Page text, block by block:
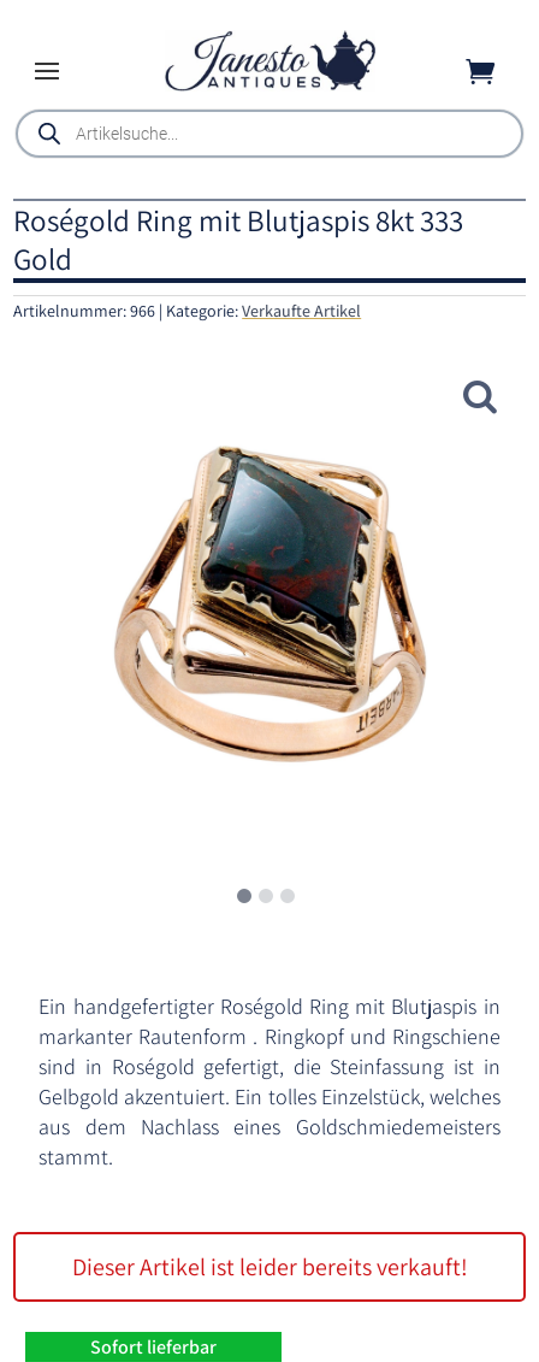

Products
search
Roségold Ring mit Blutjaspis 8kt 333
Gold
Artikelnummer:966 Kategorie:Verkaufte Artikel
Ein handgefertigter Roségold Ring mit Blutjaspis in
markanter Rautenform . Ringkopf und Ringschiene
sind in Roségold gefertigt, die Steinfassung ist in
Gelbgold akzentuiert. Ein tolles Einzelstück, welches
aus dem Nachlass eines Goldschmiedemeisters
stammt.
Dieser Artikel ist leider bereits verkauft!
Sofort lieferbar